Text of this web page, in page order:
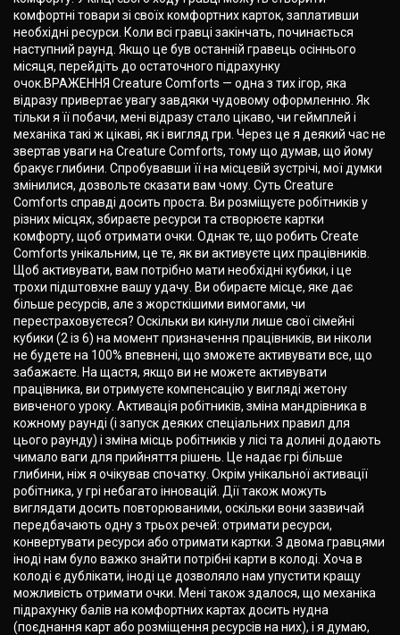
комфортні товари зі своїх комфортних карток, заплативши
необхідні ресурси. Коли всі гравці закінчать, починається
наступний раунд. Якщо це був останній гравець осіннього
місяця, перейдіть до остаточного підрахунку
очок.ВРАЖЕННЯ Creature Comforts — одна з тих ігор, яка
відразу привертає увагу завдяки чудовому оформленню. Як
тільки я її побачи, мені відразу стало цікаво, чи геймплей і
механіка такі ж цікаві, як і вигляд гри. Через це я деякий час не
звертав уваги на Creature Comforts, тому що думав, що йому
бракує глибини. Спробувавши її на місцевій зустрічі, мої думки
змінилися, дозвольте сказати вам чому. Суть Creature
Comforts справді досить проста. Ви розміщуєте робітників у
різних місцях, збираєте ресурси та створюєте картки
комфорту, щоб отримати очки. Однак те, що робить Create
Comforts унікальним, це те, як ви активуєте цих працівників.
Щоб активувати, вам потрібно мати необхідні кубики, і це
трохи підштовхне вашу удачу. Ви обираєте місце, яке дає
більше ресурсів, але з жорсткішими вимогами, чи
перестраховуєтеся? Оскільки ви кинули лише свої сімейні
кубики (2 із 6) на момент призначення працівників, ви ніколи
не будете на 100% впевнені, що зможете активувати все, що
забажаєте. На щастя, якщо ви не можете активувати
працівника, ви отримуєте компенсацію у вигляді жетону
вивченого уроку. Активація робітників, зміна мандрівника в
кожному раунді (і запуск деяких спеціальних правил для
цього раунду) і зміна місць робітників у лісі та долині додають
чимало ваги для прийняття рішень. Це надає грі більше
глибини, ніж я очікував спочатку. Окрім унікальної активації
робітника, у грі небагато інновацій. Дії також можуть
виглядати досить повторюваними, оскільки вони зазвичай
передбачають одну з трьох речей: отримати ресурси,
конвертувати ресурси або отримати картки. З двома гравцями
іноді нам було важко знайти потрібні карти в колоді. Хоча в
колоді є дублікати, іноді це дозволяло нам упустити кращу
можливість отримати очки. Мені також здалося, що механіка
підрахунку балів на комфортних картах досить нудна
(поєднання карт або розміщення ресурсів на них), і я думаю,